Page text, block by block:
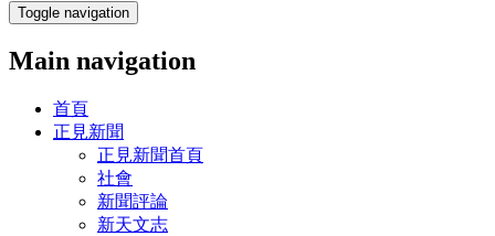
Toggle navigation
Main navigation
首頁
正見新聞
正見新聞首頁
社會
新聞評論
新天文志